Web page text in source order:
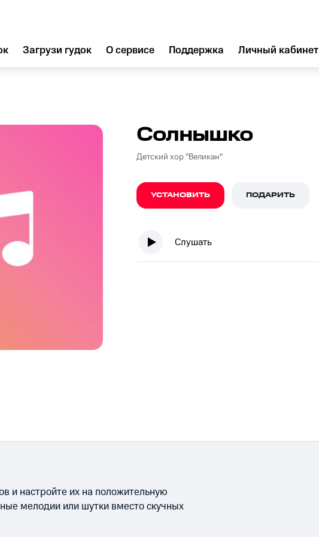
Загрузи гудок О сервисе Поддержка Личный кабинет
Солнышко
Детский хор "Великан"
УСТАНОВИТЬ ПОДАРИТЬ
Слушать
и настройте их на положительную
мелодии или шутки вместо скучных